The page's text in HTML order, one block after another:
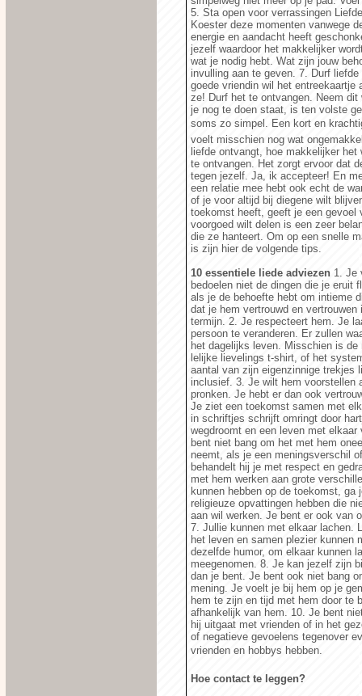
5. Sta open voor verrassingen
Koester deze momenten vanwege
energie en aandacht heeft
jezelf waardoor het makkelijker
wat je nodig hebt. Wat zijn jouw
invulling aan te geven. 7. Durf
goede vriendin wil het
ze! Durf het te ontvangen. Neem
je nog te doen staat, is ten volste
soms zo simpel. Een kort en
voelt misschien nog wat
liefde ontvangt, hoe makkelijker
te ontvangen. Het zorgt ervoor dat
tegen jezelf. Ja, ik accepteer! En
een relatie mee hebt ook echt de
of je voor altijd bij diegene wilt
toekomst heeft, geeft je een gevoel
voorgoed wilt delen is een zeer
die ze hanteert. Om op een snelle
is zijn hier de volgende tips.
10 essentiele liede adviezen 1. Je
bedoelen niet de dingen die je eruit
als je de behoefte hebt om intieme
dat je hem vertrouwd en
termijn. 2. Je respecteert hem. Je
persoon te veranderen. Er zullen
het dagelijks leven. Misschien is
lelijke lievelings t-shirt, of het
aantal van zijn eigenzinnige trekjes
inclusief. 3. Je wilt hem voorstellen
pronken. Je hebt er dan ook
Je ziet een toekomst samen met
in schriftjes schrijft omringt door
wegdroomt en een leven met
bent niet bang om het met hem
neemt, als je een meningsverschil
behandelt hij je met respect en
met hem werken aan grote
kunnen hebben op de toekomst,
religieuze opvattingen hebben die
aan wil werken. Je bent er ook van
7. Jullie kunnen met elkaar lachen.
het leven en samen plezier kunnen
dezelfde humor, om elkaar kunnen
meegenomen. 8. Je kan jezelf zijn
dan je bent. Je bent ook niet bang
mening. Je voelt je bij hem op je
hem te zijn en tijd met hem door te
afhankelijk van hem. 10. Je bent
hij uitgaat met vrienden of in het
of negatieve gevoelens tegenover
vrienden en hobbys hebben.
Hoe contact te leggen?